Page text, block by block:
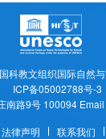
科教文组织国际自然
ICP备05002788号-3
南路9号 100094
法律声明 联系我们